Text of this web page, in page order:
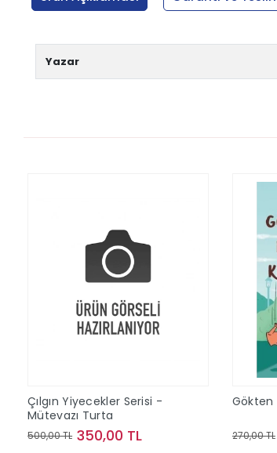
Yazar
Çılgın Yiyecekler Serisi -
Mütevazı Turta
500,00 TL 350,00 TL
Gökten
270,00 TL